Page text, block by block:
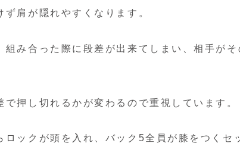
肩が隠れやすくなります。
組み合った際に段差が出来てしまい、相手が
押し切れるかが変わるので重視しています。
ックが頭を入れ、バック5全員が膝をつくセ